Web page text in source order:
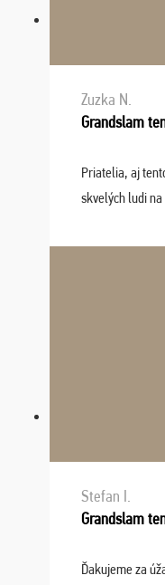
Zuzka N.
Grandslam
Priatelia, aj
skvelých ludi
sa na budúci
Stefan I.
Grandslam
Ďakujeme za